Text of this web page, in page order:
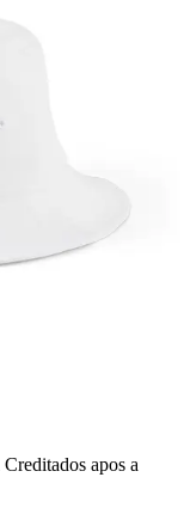
Creditados apos a